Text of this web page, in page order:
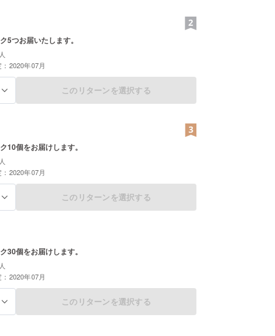
5つお届いたします。
2020年07月
このリターンを選択する
10個をお届けします。
2020年07月
このリターンを選択する
30個をお届けします。
2020年07月
このリターンを選択する